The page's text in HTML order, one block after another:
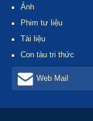
Ảnh
Phim tư liệu
Tài liệu
Con tàu tri thức
Web Mail